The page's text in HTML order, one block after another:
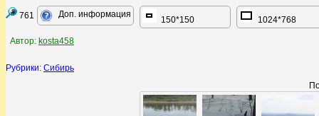
761 Доп. информация
150*150 1024*768
Автор: kosta458
Рубрики: Сибирь